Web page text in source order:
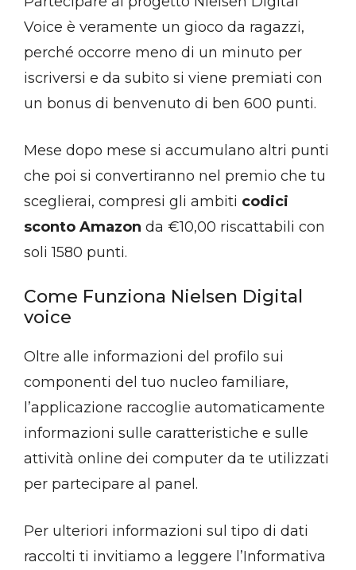
Voice è veramente un gioco da ragazzi,
perché occorre meno di un minuto per
iscriversi e da subito si viene premiati con
un bonus di benvenuto di ben 600 punti.
Mese dopo mese si accumulano altri punti
che poi si convertiranno nel premio che tu
sceglierai, compresi gli ambiti codici
sconto Amazon da €10,00 riscattabili con
soli 1580 punti.
Come Funziona Nielsen Digital
voice
Oltre alle informazioni del profilo sui
componenti del tuo nucleo familiare,
l’applicazione raccoglie automaticamente
informazioni sulle caratteristiche e sulle
attività online dei computer da te utilizzati
per partecipare al panel.
Per ulteriori informazioni sul tipo di dati
raccolti ti invitiamo a leggere l’Informativa